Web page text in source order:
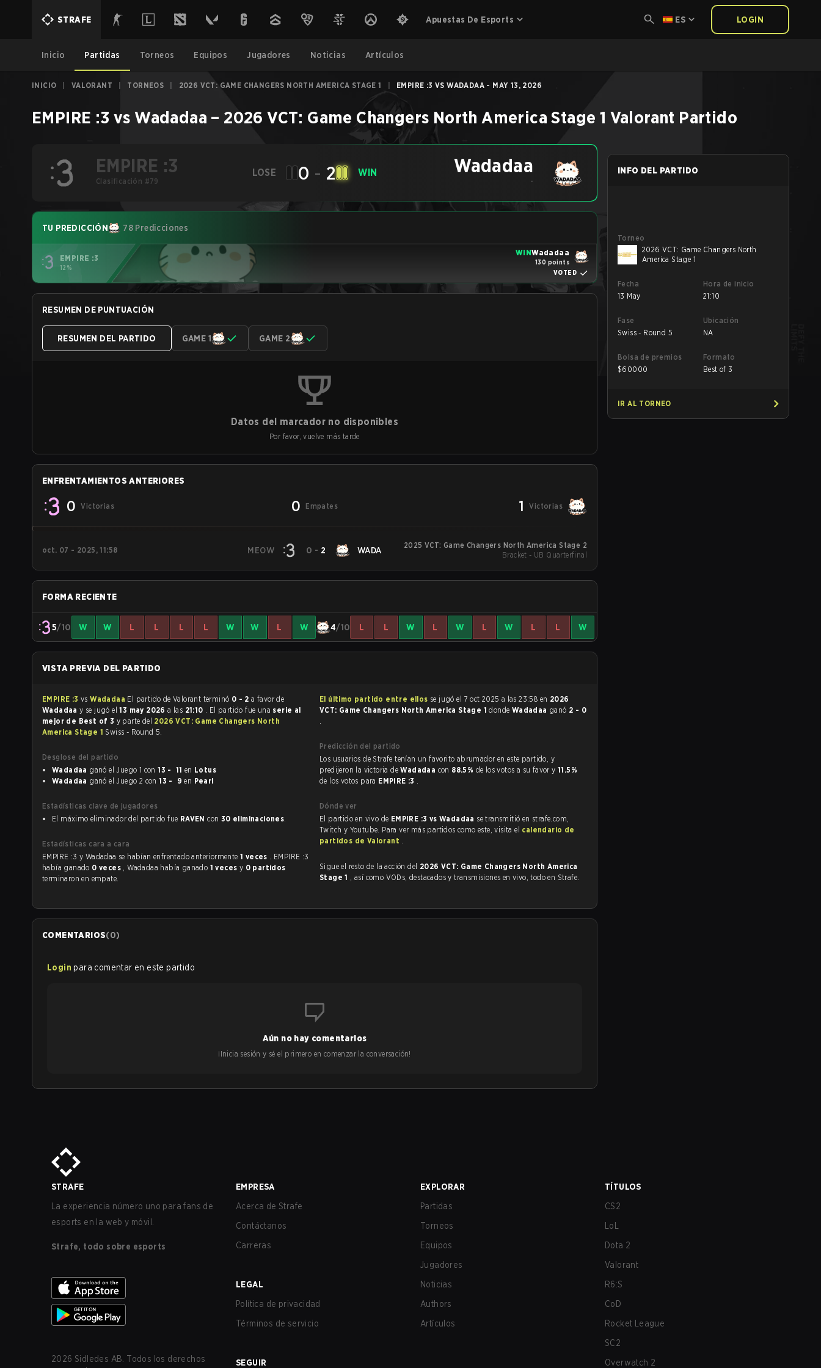
STRAFE Apuestas De Esports ES LOGIN
Inicio Partidas Torneos Equipos Jugadores Noticias Artículos
INICIO VALORANT TORNEOS 2026 VCT: GAME CHANGERS NORTH AMERICA STAGE 1 EMPIRE :3 VS WADADAA - MAY 13, 2026
EMPIRE :3 vs Wadadaa – 2026 VCT: Game Changers North America Stage 1 Valorant Partido
EMPIRE :3
Clasificación #79
LOSE 0 - 2 WIN Wadadaa
-
TU PREDICCIÓN 78 Predicciones
EMPIRE :3
12%
WINWadadaa
130 points
VOTED
RESUMEN DE PUNTUACIÓN
RESUMEN DEL PARTIDO GAME 1 GAME 2
Datos del marcador no disponibles
Por favor, vuelve más tarde
ENFRENTAMIENTOS ANTERIORES
0 Victorias 0 Empates 1 Victorias
oct. 07 - 2025, 11:58 MEOW 0 - 2 WADA
2025 VCT: Game Changers North America Stage 2
Bracket - UB Quarterfinal
FORMA RECIENTE
5/10 W W L L L L W W L W 4/10 L L W L W L W L L W
VISTA PREVIA DEL PARTIDO
EMPIRE :3 vsWadadaa El partido de Valorant terminó 0 - 2 a favor de
Wadadaay se jugó el13 may 2026a las 21:10 . El partido fue una serie al
mejor de Best of 3 y parte del 2026 VCT: Game Changers North
America Stage 1 Swiss - Round 5.
Desglose del partido
Wadadaa
ganó el Juego 1 con 13 - 11 en Lotus
Wadadaa
ganó el Juego 2 con 13 - 9 en Pearl
Estadísticas clave de jugadores
El máximo eliminador del partido fue RAVEN con 30 eliminaciones.
Estadísticas cara a cara
EMPIRE :3 y Wadadaa se habían enfrentado anteriormente 1 veces . EMPIRE :3
había ganado 0 veces , Wadadaa había ganado 1 veces y 0 partidos
terminaron en empate.
El último partido entre ellos se jugó el 7 oct 2025 a las 23:58 en 2026
VCT: Game Changers North America Stage 1donde Wadadaa ganó 2 - 0
.
Predicción del partido
Los usuarios de Strafe tenían un favorito abrumador en este partido, y
predijeron la victoria deWadadaa con 88.5% de los votos a su favor y 11.5%
de los votos para EMPIRE :3 .
Dónde ver
El partido en vivo de EMPIRE :3 vs Wadadaa se transmitió en strafe.com,
Twitch y Youtube. Para ver más partidos como este, visita el calendario de
partidos de Valorant .
Sigue el resto de la acción del 2026 VCT: Game Changers North America
Stage 1
, así como VODs, destacados y transmisiones en vivo, todo en Strafe.
COMENTARIOS(0)
Login para comentar en este partido
Aún no hay comentarios
¡Inicia sesión y sé el primero en comenzar la conversación!
INFO DEL PARTIDO
Torneo
2026 VCT: Game Changers North
America Stage 1
Fecha
13 May
Hora de inicio
21:10
Fase
Swiss - Round 5
Ubicación
NA
Bolsa de premios
$60000
Formato
Best of 3
IR AL TORNEO
STRAFE
La experiencia número uno para fans de
esports en la web y móvil.
Strafe, todo sobre esports
2026 Sidledes AB. Todos los derechos
EMPRESA
Acerca de Strafe
Contáctanos
Carreras
LEGAL
Política de privacidad
Términos de servicio
SEGUIR
EXPLORAR
Partidas
Torneos
Equipos
Jugadores
Noticias
Authors
Artículos
TÍTULOS
CS2
LoL
Dota 2
Valorant
R6:S
CoD
Rocket League
SC2
Overwatch 2